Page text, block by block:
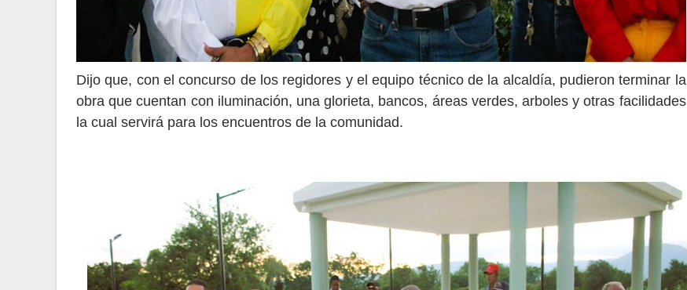
Dijo que, con el concurso de los regidores y el equipo técnico de la alcaldía, pudieron terminar la
obra que cuentan con iluminación, una glorieta, bancos, áreas verdes, arboles y otras facilidades
la cual servirá para los encuentros de la comunidad.